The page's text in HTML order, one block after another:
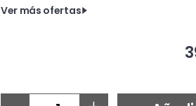
Ver más ofertas